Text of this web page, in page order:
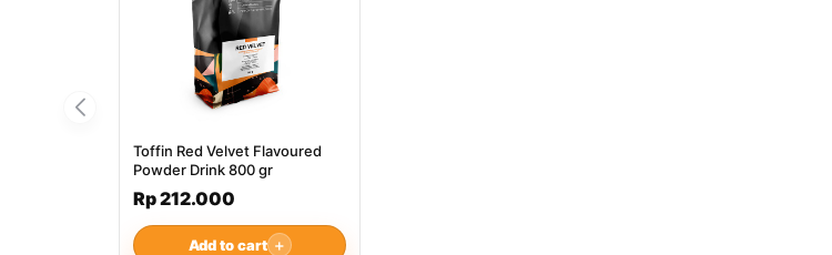
Toffin Red Velvet Flavoured
Powder Drink 800 gr
Rp 212.000
Add to cart ＋